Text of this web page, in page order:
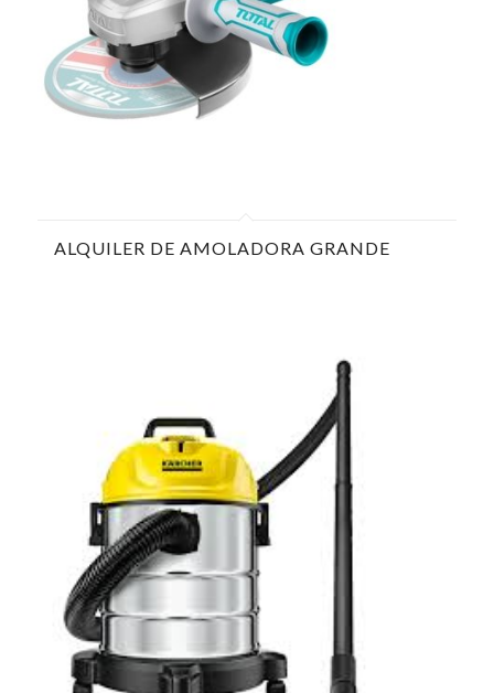
ALQUILER DE AMOLADORA GRANDE